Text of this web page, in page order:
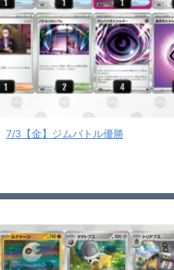
7/3【金】ジムバトル優勝